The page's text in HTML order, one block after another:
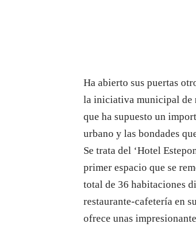
Ha abierto sus puertas
la iniciativa municipal de
que ha supuesto un
urbano y las bondades
Se trata del ‘Hotel
primer espacio que se
total de 36 habitaciones
restaurante-cafetería en
ofrece unas